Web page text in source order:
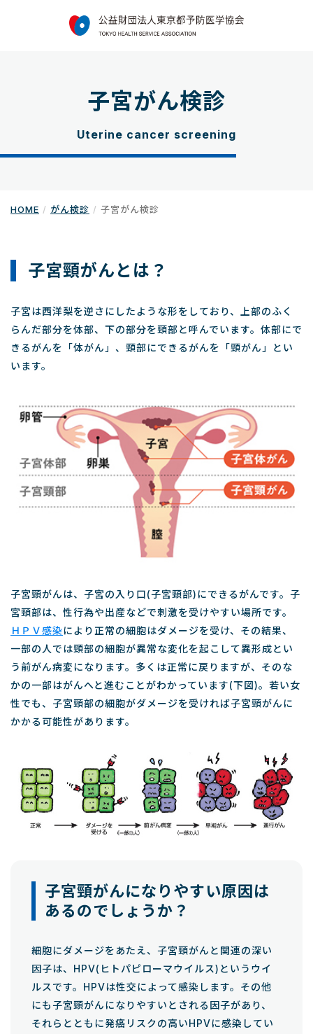
子宮がん検診
Uterine cancer screening
HOME がん検診 子宮がん検診
子宮頸がんとは？
子宮は西洋梨を逆さにしたような形をしており、上部のふく
らんだ部分を体部、下の部分を頸部と呼んでいます。体部にで
きるがんを「体がん」、頸部にできるがんを「頸がん」とい
います。
子宮頸がんは、子宮の入り口(子宮頸部)にできるがんです。子
宮頸部は、性行為や出産などで刺激を受けやすい場所です。
ＨＰＶ感染により正常の細胞はダメージを受け、その結果、
一部の人では頸部の細胞が異常な変化を起こして異形成とい
う前がん病変になります。多くは正常に戻りますが、そのな
かの一部はがんへと進むことがわかっています(下図)。若い女
性でも、子宮頸部の細胞がダメージを受ければ子宮頸がんに
かかる可能性があります。
子宮頸がんになりやすい原因は
あるのでしょうか？
細胞にダメージをあたえ、子宮頸がんと関連の深い
因子は、HPV(ヒトパピローマウイルス)というウイ
ルスです。HPVは性交によって感染します。その他
にも子宮頸がんになりやすいとされる因子があり、
それらとともに発癌リスクの高いHPVに感染してい